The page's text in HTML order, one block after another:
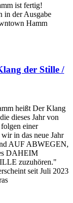
ist fertig!
in der Ausgabe
Hamm
der Stille /
heißt Der Klang
dieses Jahr von
einer
in das neue Jahr
AUF ABWEGEN,
DAHEIM
zuzuhören."
seit Juli 2023